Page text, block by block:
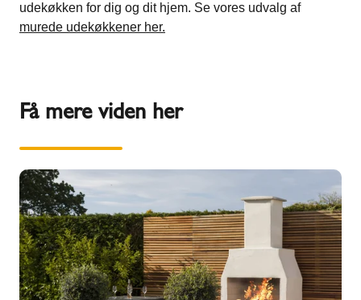
udekøkken for dig og dit hjem. Se vores udvalg af
murede udekøkkener her.
Få mere viden her